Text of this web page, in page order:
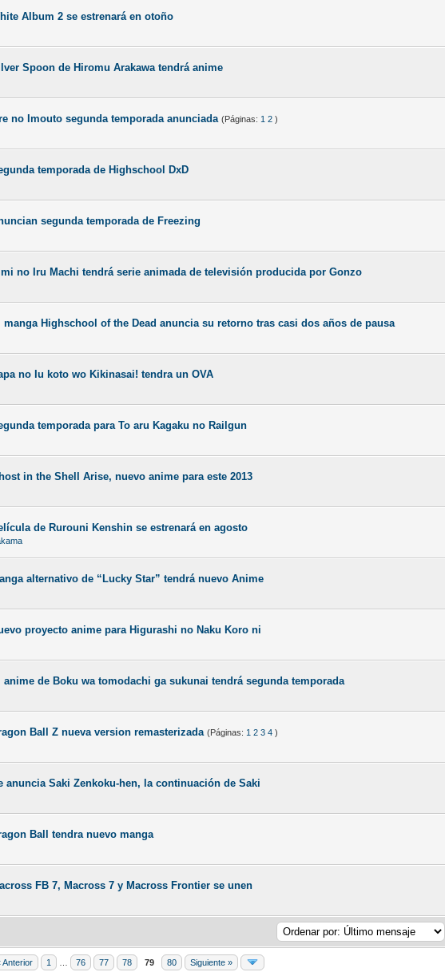
Album 2 se estrenará en otoño
Spoon de Hiromu Arakawa tendrá anime
no Imouto segunda temporada anunciada (Páginas: 1 2 )
temporada de Highschool DxD
segunda temporada de Freezing
no Iru Machi tendrá serie animada de televisión producida por Gonzo
manga Highschool of the Dead anuncia su retorno tras casi dos años de pausa
no Iu koto wo Kikinasai! tendra un OVA
temporada para To aru Kagaku no Railgun
in the Shell Arise, nuevo anime para este 2013
de Rurouni Kenshin se estrenará en agosto
alternativo de “Lucky Star” tendrá nuevo Anime
proyecto anime para Higurashi no Naku Koro ni
anime de Boku wa tomodachi ga sukunai tendrá segunda temporada
Ball Z nueva version remasterizada (Páginas: 1 2 3 4 )
anuncia Saki Zenkoku-hen, la continuación de Saki
Ball tendra nuevo manga
FB 7, Macross 7 y Macross Frontier se unen
Anterior 1 76 77 78 79 80 Siguiente »